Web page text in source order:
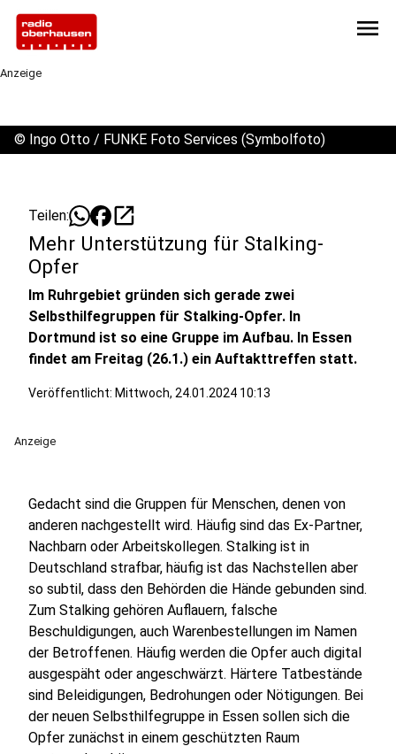
menu
Anzeige
© Ingo Otto / FUNKE Foto Services (Symbolfoto)
Teilen: open_in_new
Mehr Unterstützung für Stalking-
Opfer
Im Ruhrgebiet gründen sich gerade zwei
Selbsthilfegruppen für Stalking-Opfer. In
Dortmund ist so eine Gruppe im Aufbau. In Essen
findet am Freitag (26.1.) ein Auftakttreffen statt.
Veröffentlicht: Mittwoch, 24.01.2024 10:13
Anzeige
Gedacht sind die Gruppen für Menschen, denen von
anderen nachgestellt wird. Häufig sind das Ex-Partner,
Nachbarn oder Arbeitskollegen. Stalking ist in
Deutschland strafbar, häufig ist das Nachstellen aber
so subtil, dass den Behörden die Hände gebunden sind.
Zum Stalking gehören Auflauern, falsche
Beschuldigungen, auch Warenbestellungen im Namen
der Betroffenen. Häufig werden die Opfer auch digital
ausgespäht oder angeschwärzt. Härtere Tatbestände
sind Beleidigungen, Bedrohungen oder Nötigungen. Bei
der neuen Selbsthilfegruppe in Essen sollen sich die
Opfer zunächst in einem geschützten Raum